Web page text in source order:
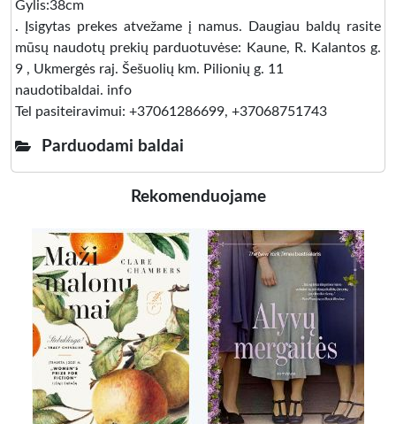
Gylis:38cm
. Įsigytas prekes atvežame į namus. Daugiau baldų rasite
mūsų naudotų prekių parduotuvėse: Kaune, R. Kalantos g.
9 , Ukmergės raj. Šešuolių km. Pilionių g. 11
naudotibaldai. info
Tel pasiteiravimui: +37061286699, +37068751743
Parduodami baldai
Rekomenduojame